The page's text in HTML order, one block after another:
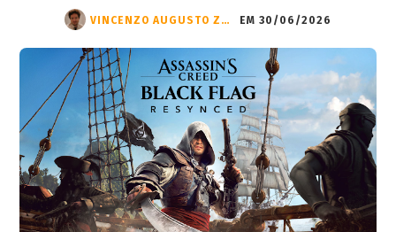
VINCENZO AUGUSTO ZANDONÁ EM 30/06/2026